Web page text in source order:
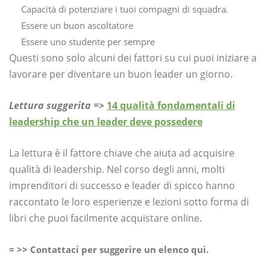
Capacità di potenziare i tuoi compagni di squadra.
Essere un buon ascoltatore
Essere uno studente per sempre
Questi sono solo alcuni dei fattori su cui puoi iniziare a
lavorare per diventare un buon leader un giorno.
Lettura suggerita => 14 qualità fondamentali di
leadership che un leader deve possedere
La lettura è il fattore chiave che aiuta ad acquisire
qualità di leadership. Nel corso degli anni, molti
imprenditori di successo e leader di spicco hanno
raccontato le loro esperienze e lezioni sotto forma di
libri che puoi facilmente acquistare online.
= >> Contattaci per suggerire un elenco qui.